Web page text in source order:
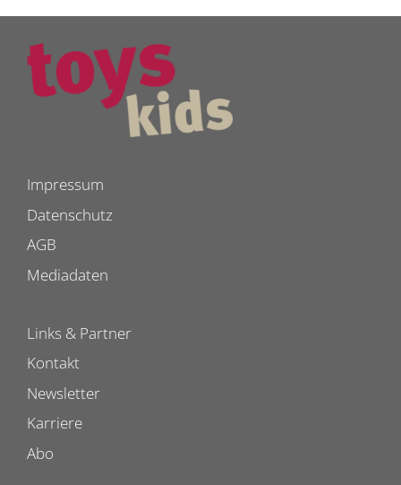
Impressum
Datenschutz
AGB
Mediadaten
Links & Partner
Kontakt
Newsletter
Karriere
Abo